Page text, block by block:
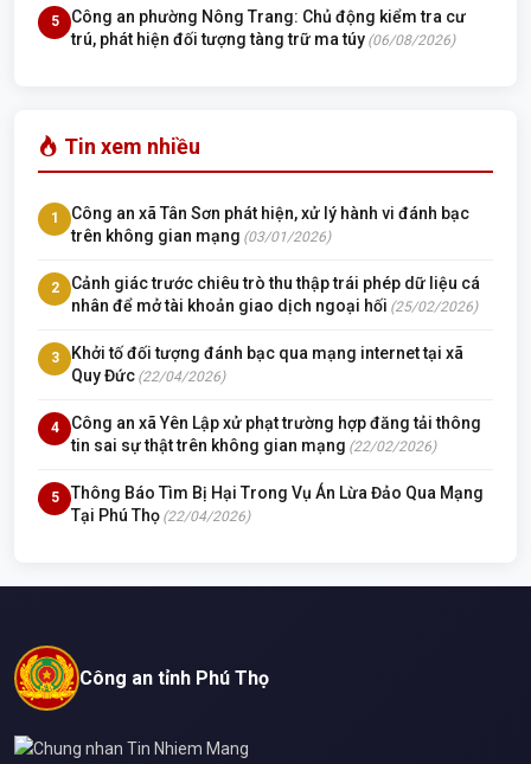
5
Công an phường Nông Trang: Chủ động kiểm tra cư
trú, phát hiện đối tượng tàng trữ ma túy (06/08/2026)
Tin xem nhiều
1
Công an xã Tân Sơn phát hiện, xử lý hành vi đánh bạc
trên không gian mạng (03/01/2026)
2
Cảnh giác trước chiêu trò thu thập trái phép dữ liệu cá
nhân để mở tài khoản giao dịch ngoại hối (25/02/2026)
3
Khởi tố đối tượng đánh bạc qua mạng internet tại xã
Quy Đức (22/04/2026)
4
Công an xã Yên Lập xử phạt trường hợp đăng tải thông
tin sai sự thật trên không gian mạng (22/02/2026)
5
Thông Báo Tìm Bị Hại Trong Vụ Án Lừa Đảo Qua Mạng
Tại Phú Thọ (22/04/2026)
Công an tỉnh Phú Thọ